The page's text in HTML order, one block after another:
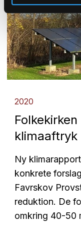
2020
Ny
konkrete
Favrskov
reduktion. De
omkring 40-50